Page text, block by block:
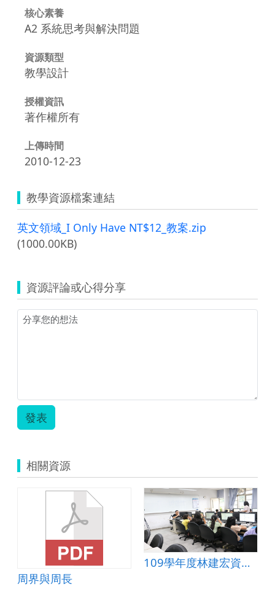
核心素養
A2 系統思考與解決問題
資源類型
教學設計
授權資訊
著作權所有
上傳時間
2010-12-23
教學資源檔案連結
英文領域_I Only Have NT$12_教案.zip
(1000.00KB)
資源評論或心得分享
發表
相關資源
周界與周長
109學年度林建宏資訊公開授課